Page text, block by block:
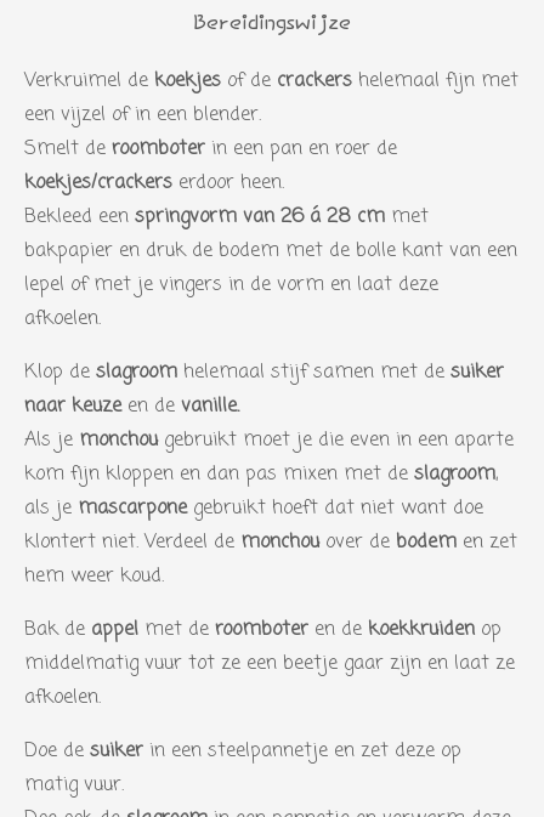
:
3
.
4
6
6
6
6
6
6
6
6
6
6
7
s
t
e
r
e
r
r
e
n
r
r
e
n
r
r
n
r
r
n
Bereidingswijze
Verkruimel de koekjes of de crackers helemaal fijn met
een vijzel of in een blender.
Smelt de roomboter in een pan en roer de
koekjes/crackers erdoor heen.
Bekleed een springvorm van 26 á 28 cm met
bakpapier en druk de bodem met de bolle kant van een
lepel of met je vingers in de vorm en laat deze
afkoelen.
Klop de slagroom helemaal stijf samen met de suiker
naar keuzeen de vanille.
Als je monchougebruikt moet je die even in een aparte
kom fijn kloppen en dan pas mixen met de slagroom,
als je mascarponegebruikt hoeft dat niet want doe
klontert niet. Verdeel de monchouover de bodem en zet
hem weer koud.
Bak de appel met de roomboter en de koekkruiden op
middelmatig vuur tot ze een beetje gaar zijn en laat ze
afkoelen.
Doe de suiker in een steelpannetje en zet deze op
matig vuur.